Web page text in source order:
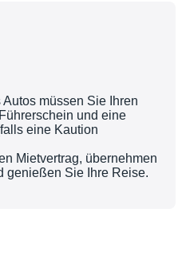
müssen Sie Ihren
und eine
eine Kaution
Mietvertrag, übernehmen
genießen Sie Ihre Reise.